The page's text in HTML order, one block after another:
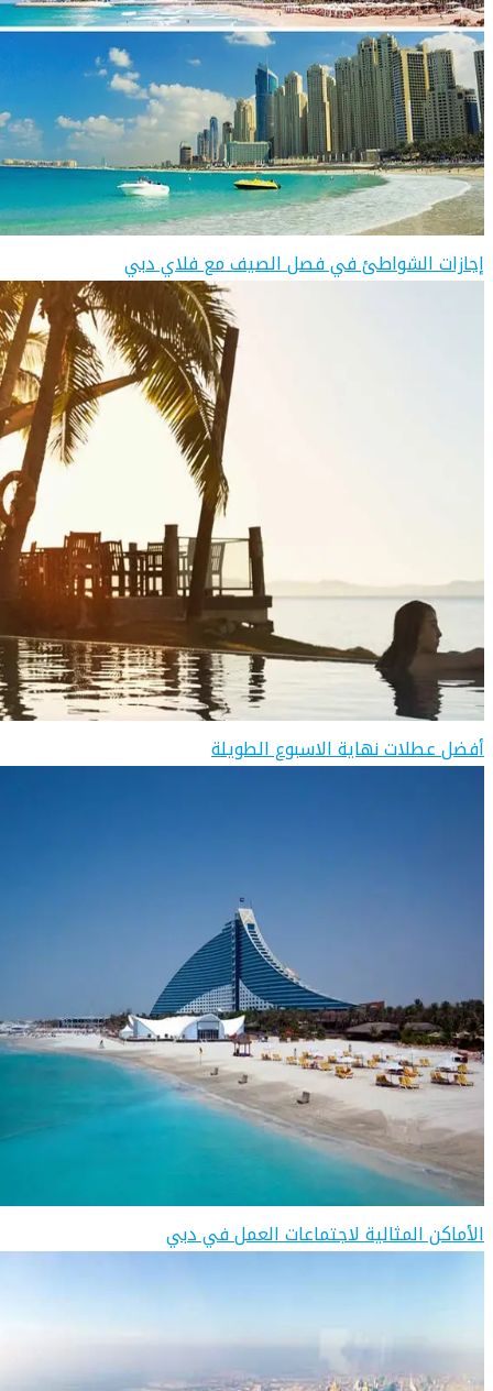
إجازات الشواطئ في فصل الصيف مع فلاي دبي
أفضل عطلات نهاية الاسبوع الطويلة
الأماكن المثالية لاجتماعات العمل في دبي